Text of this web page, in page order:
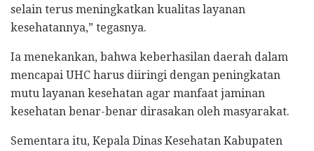
selain terus meningkatkan kualitas layanan
kesehatannya,” tegasnya.
Ia menekankan, bahwa keberhasilan daerah dalam
mencapai UHC harus diiringi dengan peningkatan
mutu layanan kesehatan agar manfaat jaminan
kesehatan benar-benar dirasakan oleh masyarakat.
Sementara itu, Kepala Dinas Kesehatan Kabupaten